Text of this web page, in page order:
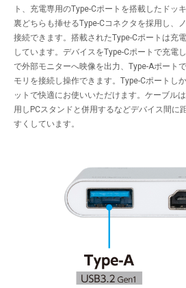
ト、充電専用のType-Cポートを搭載したドッ
裏どちらも挿せるType-Cコネクタを採用し、
接続できます。搭載されたType-Cポートは充
しています。デバイスをType-Cポートで充電
で外部モニターへ映像を出力、Type-Aポート
モリを接続し操作できます。Type-Cポートし
ットで快適にお使いいただけます。ケーブル
用しPCスタンドと併用するなどデバイス間に
すくしています。